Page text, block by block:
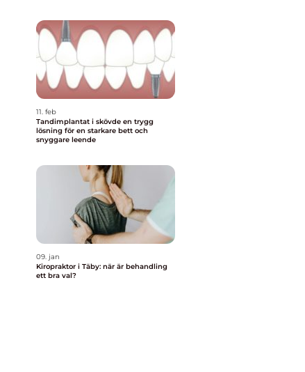
11. feb
Tandimplantat i skövde en trygg
lösning för en starkare bett och
snyggare leende
09. jan
Kiropraktor i Täby: när är behandling
ett bra val?